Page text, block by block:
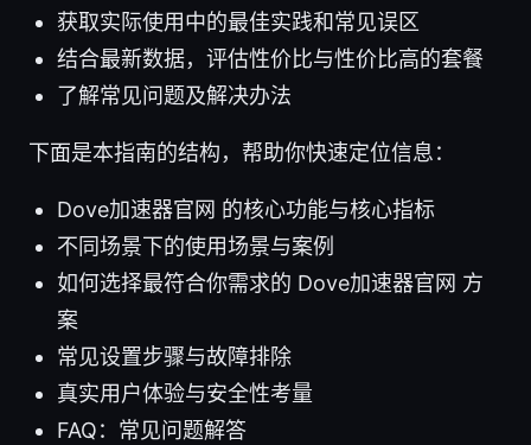
获取实际使用中的最佳实践和常见误区
结合最新数据，评估性价比与性价比高的套餐
了解常见问题及解决办法
下面是本指南的结构，帮助你快速定位信息：
Dove加速器官网 的核心功能与核心指标
不同场景下的使用场景与案例
如何选择最符合你需求的 Dove加速器官网 方
案
常见设置步骤与故障排除
真实用户体验与安全性考量
FAQ：常见问题解答